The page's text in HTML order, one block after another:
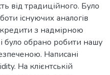
від традиційного. Було
існуючих аналогів
з надмірною
було обрано робити нашу
Написані
На клієнтській